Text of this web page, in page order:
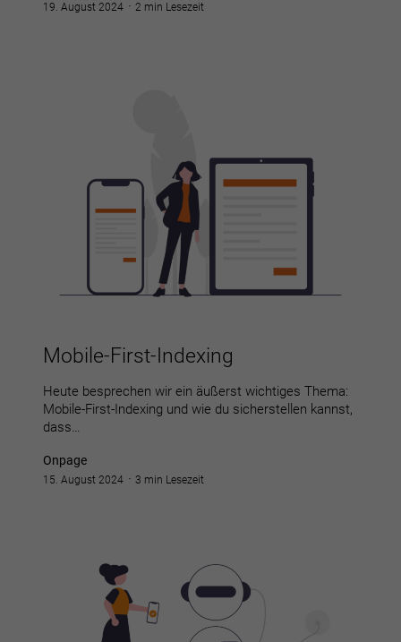
19. August 2024 2 min Lesezeit
Mobile-First-Indexing
Heute besprechen wir ein äußerst wichtiges Thema:
Mobile-First-Indexing und wie du sicherstellen kannst,
dass…
Onpage
15. August 2024 3 min Lesezeit